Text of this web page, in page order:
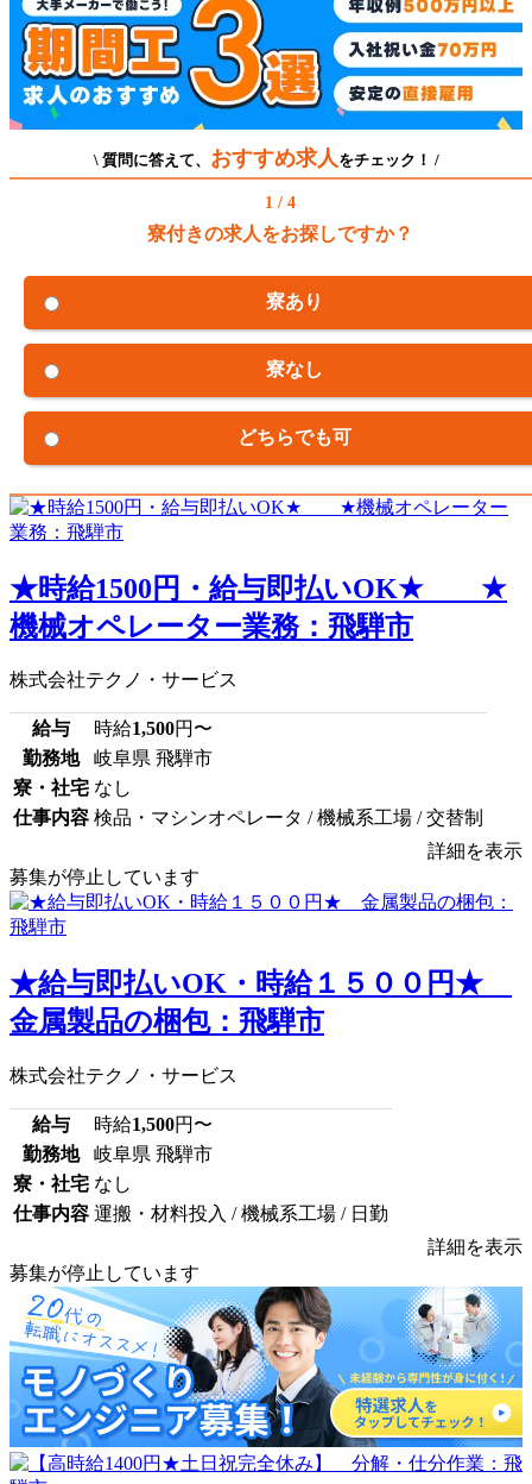
\ 質問に答えて、 おすすめ求人 をチェック！ /
1 / 4
寮付きの求人をお探しですか？
寮あり
寮なし
どちらでも可
★時給1500円・給与即払いOK★ ★
機械オペレーター業務：飛騨市
株式会社テクノ・サービス
給与 時給1,500円〜
勤務地
岐阜県 飛騨市
寮・社宅 なし
仕事内容 検品・マシンオペレータ / 機械系工場 / 交替制
詳細を表示
募集が停止しています
★給与即払いOK・時給１５００円★
金属製品の梱包：飛騨市
株式会社テクノ・サービス
給与 時給1,500円〜
勤務地
岐阜県 飛騨市
寮・社宅 なし
仕事内容 運搬・材料投入 / 機械系工場 / 日勤
詳細を表示
募集が停止しています